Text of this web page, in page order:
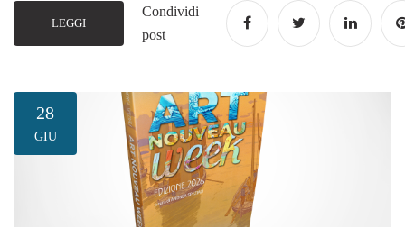
LEGGI
Condividi
post
28
GIU